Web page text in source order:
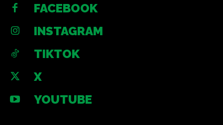
FACEBOOK
INSTAGRAM
TIKTOK
X
YOUTUBE